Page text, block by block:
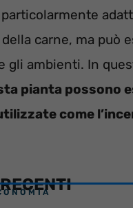
carne, ma può
gli ambienti. In
pianta possono
come